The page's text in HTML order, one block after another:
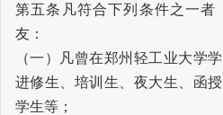
第五条 凡符合下列条件之一
友：
（一）凡曾在郑州轻工业大学
进修生、培训生、夜大生、函
学生等；